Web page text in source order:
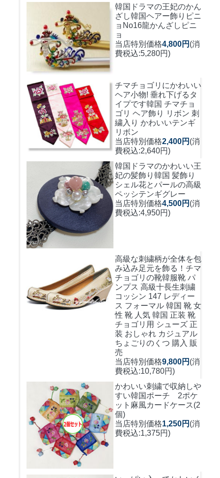
韓国ドラマの王妃のかん
ざし韓国ヘアー飾りピニ
ョNo16龍かんざしピニ
ョ
当店特別価格4,800円 (消
費税込:5,280円)
チマチョゴリにかわいい
ヘア小物! 垂れ下げるタ
イプです韓国 チマチョ
ゴリ ヘア飾り リボン 刺
繍入り かわいいテンギ
リボン
当店特別価格2,400円 (消
費税込:2,640円)
韓国ドラマのかわいい王
妃の髪飾り 韓国 髪飾り
シェル花とパールの高級
ペッシテンギグレー
当店特別価格4,500円 (消
費税込:4,950円)
高級な刺繍柄が全体を包
み込み足元を飾る！ チマ
チョゴリの靴韓服靴 パ
ンプス 高級十長生刺繍
コッシン 147 レディー
ス フォーマル 韓国 靴 女
性 靴 人気 韓国 正装 靴
チョゴリ用 シューズ 正
装 おしゃれ カジュアル
ちょごりのくつ 購入 販
売
当店特別価格9,800円 (消
費税込:10,780円)
かわいい刺繍で収納しや
すい韓国ポーチ 2ポケ
ット麻風カードケース(2
個)
当店特別価格1,250円 (消
費税込:1,375円)